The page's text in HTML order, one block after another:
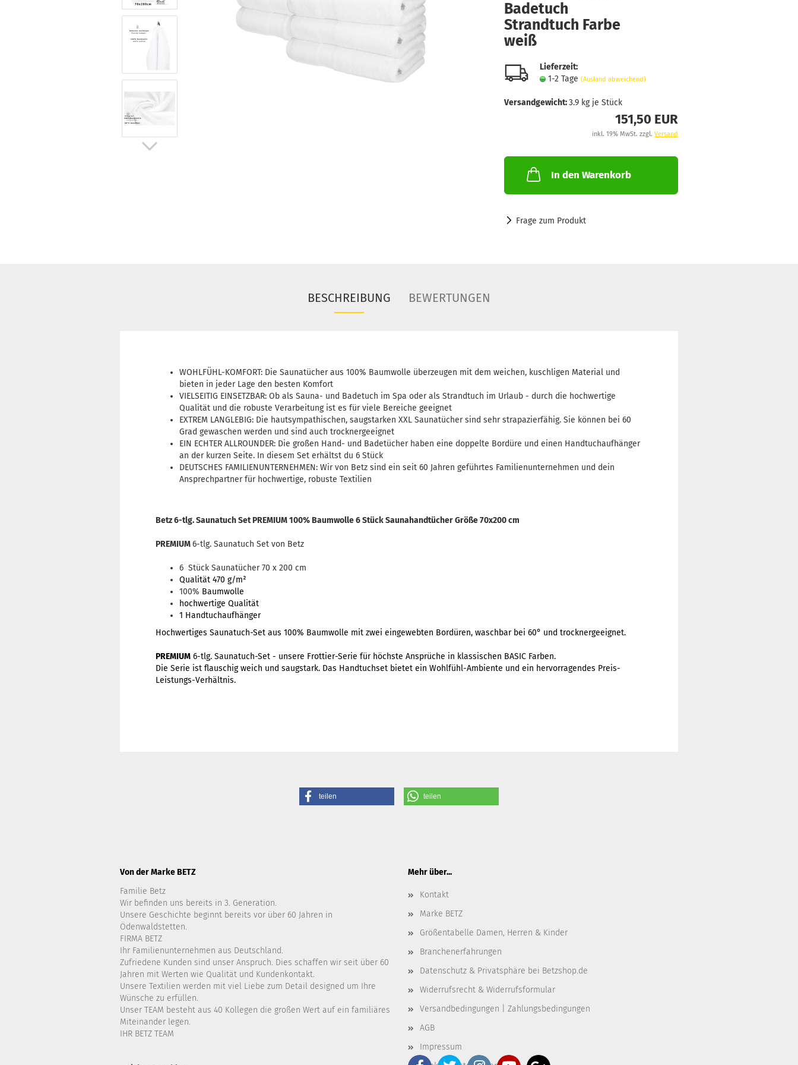
Badetuch
Strandtuch Farbe
weiß
Lieferzeit:
1-2 Tage (Ausland abweichend)
Versandgewicht:3.9kg je Stück
151,50 EUR
inkl. 19% MwSt. zzgl. Versand
In den Warenkorb
Frage zum Produkt
BESCHREIBUNG BEWERTUNGEN
WOHLFÜHL-KOMFORT: Die Saunatücher aus 100% Baumwolle überzeugen mit dem weichen, kuschligen Material und
bieten in jeder Lage den besten Komfort
VIELSEITIG EINSETZBAR: Ob als Sauna- und Badetuch im Spa oder als Strandtuch im Urlaub - durch die hochwertige
Qualität und die robuste Verarbeitung ist es für viele Bereiche geeignet
EXTREM LANGLEBIG: Die hautsympathischen, saugstarken XXL Saunatücher sind sehr strapazierfähig. Sie können bei 60
Grad gewaschen werden und sind auch trocknergeeignet
EIN ECHTER ALLROUNDER: Die großen Hand- und Badetücher haben eine doppelte Bordüre und einen Handtuchaufhänger
an der kurzen Seite. In diesem Set erhältst du 6 Stück
DEUTSCHES FAMILIENUNTERNEHMEN: Wir von Betz sind ein seit 60 Jahren geführtes Familienunternehmen und dein
Ansprechpartner für hochwertige, robuste Textilien
Betz 6-tlg. Saunatuch Set PREMIUM 100% Baumwolle 6 Stück Saunahandtücher Größe 70x200 cm
PREMIUM6-tlg. Saunatuch Set von Betz
6 Stück Saunatücher 70 x 200 cm
Qualität 470 g/m²
100% Baumwolle
hochwertige Qualität
1 Handtuchaufhänger
Hochwertiges Saunatuch-Set aus 100% Baumwolle mit zwei eingewebten Bordüren, waschbar bei 60° und trocknergeeignet.
PREMIUM 6-tlg. Saunatuch-Set - unsere Frottier-Serie für höchste Ansprüche in klassischen BASIC Farben.
Die Serie ist flauschig weich und saugstark. Das Handtuchset bietet ein Wohlfühl-Ambiente und ein hervorragendes Preis-
Leistungs-Verhältnis.
teilen teilen
Von der Marke BETZ
Familie Betz
Wir befinden uns bereits in 3. Generation.
Unsere Geschichte beginnt bereits vor über 60 Jahren in
Ödenwaldstetten.
FIRMA BETZ
Ihr Familienunternehmen aus Deutschland.
Zufriedene Kunden sind unser Anspruch. Dies schaffen wir seit über 60
Jahren mit Werten wie Qualität und Kundenkontakt.
Unsere Textilien werden mit viel Liebe zum Detail designed um Ihre
Wünsche zu erfüllen.
Unser TEAM besteht aus 40 Kollegen die großen Wert auf ein familiäres
Miteinander legen.
IHR BETZ TEAM
Mehr über...
Kontakt
Marke BETZ
Größentabelle Damen, Herren & Kinder
Branchenerfahrungen
Datenschutz & Privatsphäre bei Betzshop.de
Widerrufsrecht & Widerrufsformular
Versandbedingungen | Zahlungsbedingungen
AGB
Impressum